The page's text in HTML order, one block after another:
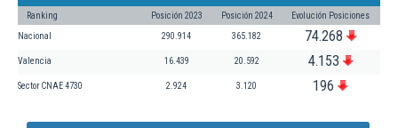
Ranking Posición 2023 Posición 2024 Evolución Posiciones
Nacional 290.914 365.182 74.268
Valencia 16.439 20.592 4.153
Sector CNAE 4730 2.924 3.120 196